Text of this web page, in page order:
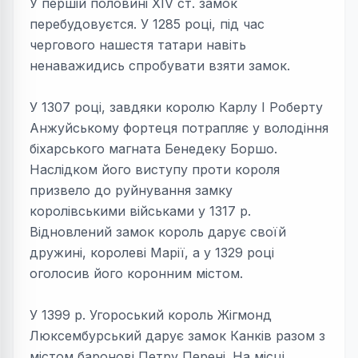
У першій половині ХIV ст. замок
перебудовуєтся. У 1285 році, під час
чергового нашестя татари навіть
ненаважидись спробувати взяти замок.
У 1307 році, завдяки королю Карлу І Роберту
Анжуйському фортеця потрапляє у володіння
біхарського магната Бенедеку Боршо.
Наслідком його виступу проти короля
призвело до руйнування замку
королівськими військами у 1317 р.
Відновлений замок король дарує своїй
дружині, королеві Марії, а у 1329 році
оголосив його коронним містом.
У 1399 р. Угороський король Жігмонд
Люксембурський дарує замок Канків разом з